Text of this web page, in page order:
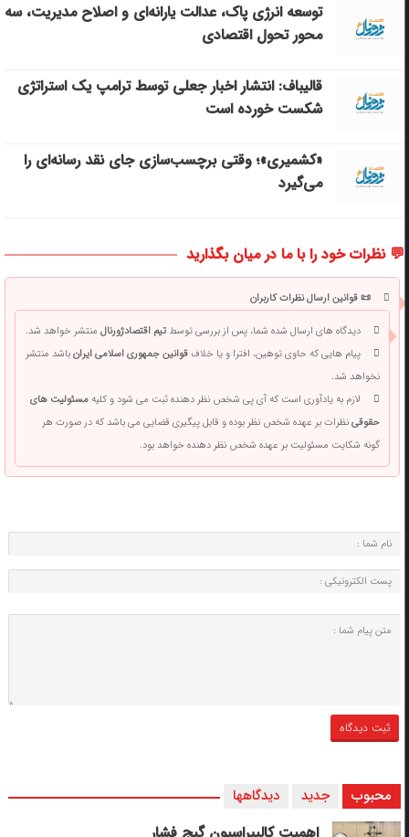
توسعه انرژی پاک، عدالت یارانه‌ای و اصلاح مدیریت، سه
محور تحول اقتصادی
قالیباف: انتشار اخبار جعلی توسط ترامپ یک استراتژی
شکست خورده است
«کشمیری»؛ وقتی برچسب‌سازی جای نقد رسانه‌ای را
می‌گیرد
💬 نظرات خود را با ما در میان بگذارید
📜 قوانین ارسال نظرات کاربران
دیدگاه های ارسال شده شما، پس از بررسی توسطتیم اقتصادژورنالمنتشر خواهد شد.
پیام هایی که حاوی توهین، افترا و یا خلافقوانین جمهوری اسلامی ایرانباشد منتشر
نخواهد شد.
لازم به یادآوری است که آی پی شخص نظر دهنده ثبت می شود و کلیهمسئولیت های
حقوقینظرات بر عهده شخص نظر بوده و قابل پیگیری قضایی می باشد که در صورت هر
گونه شکایت مسئولیت بر عهده شخص نظر دهنده خواهد بود.
محبوب جدید دیدگاهها